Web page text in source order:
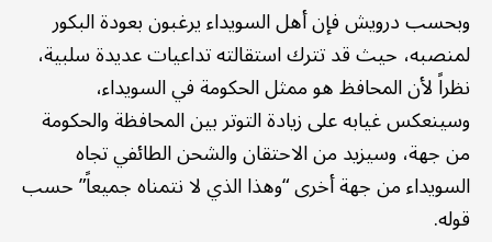
وبحسب درويش فإن أهل السويداء يرغبون بعودة البكور
لمنصبه، حيث قد تترك استقالته تداعيات عديدة سلبية،
نظراً لأن المحافظ هو ممثل الحكومة في السويداء،
وسينعكس غيابه على زيادة التوتر بين المحافظة والحكومة
من جهة، وسيزيد من الاحتقان والشحن الطائفي تجاه
السويداء من جهة أخرى “وهذا الذي لا نتمناه جميعاً” حسب
قوله.